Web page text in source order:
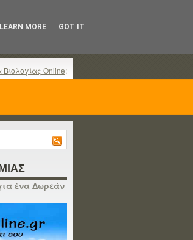
Online;
ένα Δωρεάν
LEARN MORE GOT IT